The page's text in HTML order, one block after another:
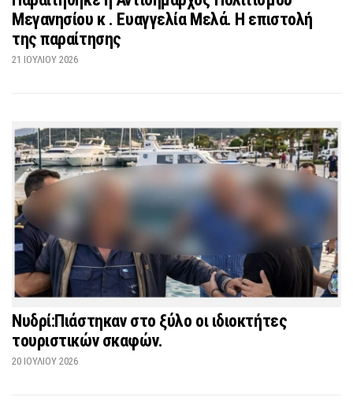
Μεγανησίου κ . Ευαγγελία Μελά. Η επιστολή
της παραίτησης
21 ΙΟΥΛΊΟΥ 2026
Νυδρί:Πιάστηκαν στο ξύλο οι ιδιοκτήτες
τουριστικών σκαφών.
20 ΙΟΥΛΊΟΥ 2026